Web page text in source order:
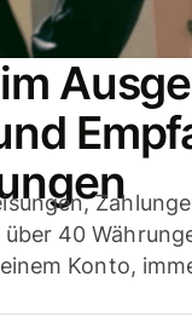
40
Konto,